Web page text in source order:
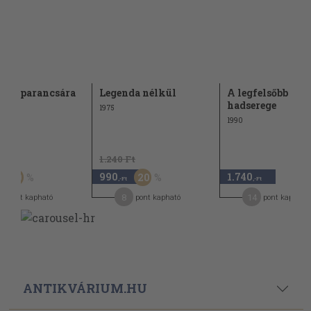
parancsára
50
pont kapható
Legenda nélkül
1975
1.240 Ft
990 ,-Ft 20
pont kapható
A legfelsőbb
hadserege
1990
1.740 ,-Ft
pont kapható
ANTIKVÁRIUM.HU